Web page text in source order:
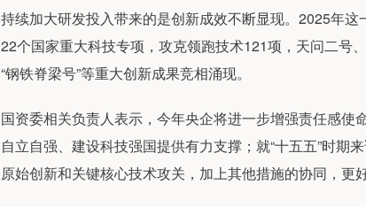
持续加大研发投入带来的是创新成效不断显现。2025年
22个国家重大科技专项，攻克领跑技术121项，天问二号
“钢铁脊梁号”等重大创新成果竞相涌现。
国资委相关负责人表示，今年央企将进一步增强责任感
自立自强、建设科技强国提供有力支撑；就“十五五”时期
原始创新和关键核心技术攻关，加上其他措施的协同，更